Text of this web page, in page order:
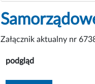
Załącznik aktualny nr
podgląd